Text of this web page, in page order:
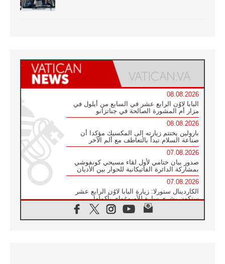
08.08.2026
البابا لاوُن الرابع عشر في السابع من أيلول في
مزار أم المشورة الصالحة في جناتزانو
08.08.2026
بارولين يختتم زيارته إلى المكسيك مؤكدا أن
صناعة السلام تبدأ بالتعاطف مع ألم الآخر
07.08.2026
صدور بيان ختامي لأول لقاء مسيحي كونفوشي
بمشاركة الدائرة الفاتيكانية للحوار بين الأديان
07.08.2026
الكاردينال ستورلا: زيارة البابا لاوُن الرابع عشر
ستكون بشرى سارة للأوروغواي بأكملها
الفاتيكان يعلن برنامج الزيارة الرسولية للبابا لاوُن